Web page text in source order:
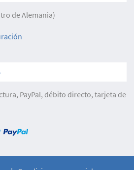
de Alemania)
PayPal, débito directo, tarjeta de